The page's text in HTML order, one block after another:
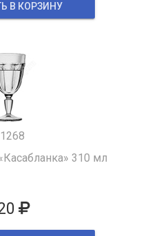
В КОРЗИНУ
310 мл